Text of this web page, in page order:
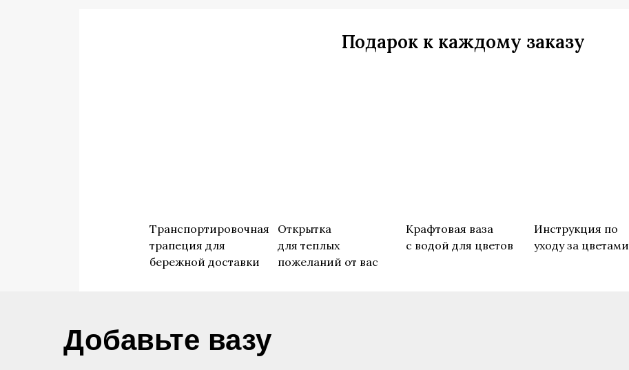
Транспортировочная
трапеция для
бережной доставки
Открытка
для теплых
пожеланий от вас
Крафтовая ваза
с водой для цветов
Инструкция по
уходу за цветами
Подарок к каждому заказу
​Добавьте вазу